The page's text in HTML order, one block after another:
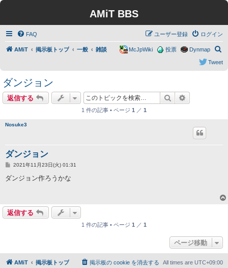
AMiT BBS
FAQ ログイン
ユーザー登録
AMiT 掲示板トップ 一般 雑談
索
Dynmap
投票
McJpWiki
Tweet
ダンジョン
返信する 検索
1 件の記事 • ページ 1 ／ 1
Nosuke3
ダンジョン
投
記
事
2021年11月23日(火) 01:31
ダンジョン作ろうかな
返信する
1 件の記事 • ページ 1 ／ 1
ページ移動
AMiT 掲示板トップ All times are UTC+09:00
掲示板の cookie を消去する